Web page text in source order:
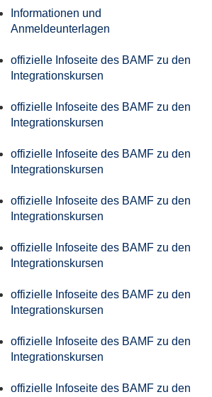
Informationen und
Anmeldeunterlagen
offizielle Infoseite des BAMF zu den
Integrationskursen
offizielle Infoseite des BAMF zu den
Integrationskursen
offizielle Infoseite des BAMF zu den
Integrationskursen
offizielle Infoseite des BAMF zu den
Integrationskursen
offizielle Infoseite des BAMF zu den
Integrationskursen
offizielle Infoseite des BAMF zu den
Integrationskursen
offizielle Infoseite des BAMF zu den
Integrationskursen
offizielle Infoseite des BAMF zu den